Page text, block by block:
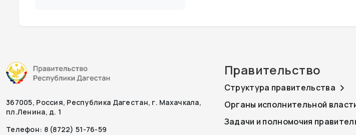
367005, Россия, Республика Дагестан, г. Махачкала,
пл.Ленина, д. 1
Телефон: 8 (8722) 51-76-59
Правительство
Структура правительства
Органы исполнительной
Задачи и полномочия